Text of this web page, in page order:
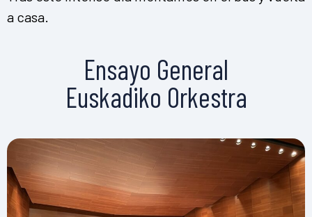
a casa.
Ensayo General
Euskadiko Orkestra